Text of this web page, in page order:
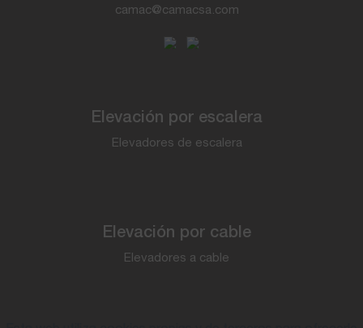
camac@camacsa.com
Elevación por escalera
Elevadores de escalera
Elevación por cable
Elevadores a cable